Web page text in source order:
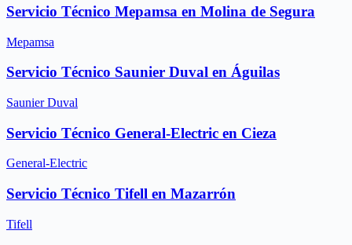
Servicio Técnico Mepamsa en Molina de Segura
Mepamsa
Servicio Técnico Saunier Duval en Águilas
Saunier Duval
Servicio Técnico General-Electric en Cieza
General-Electric
Servicio Técnico Tifell en Mazarrón
Tifell